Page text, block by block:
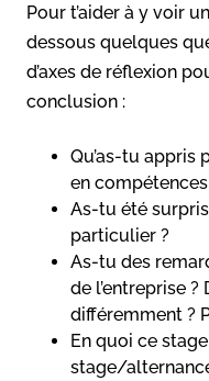
Pour t’aider à y voir
dessous quelques
d’axes de réflexion
conclusion :
Qu’as-tu appris
en compétences
As-tu été
particulier ?
As-tu des
de l’entreprise
différemment ?
En quoi ce
stage/